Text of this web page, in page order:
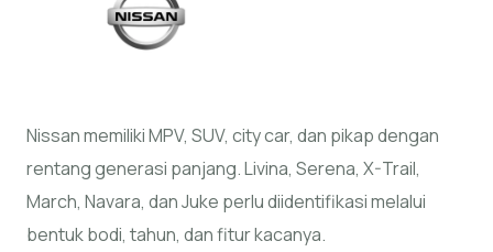
Nissan memiliki MPV, SUV, city car, dan pikap dengan
rentang generasi panjang. Livina, Serena, X-Trail,
March, Navara, dan Juke perlu diidentifikasi melalui
bentuk bodi, tahun, dan fitur kacanya.